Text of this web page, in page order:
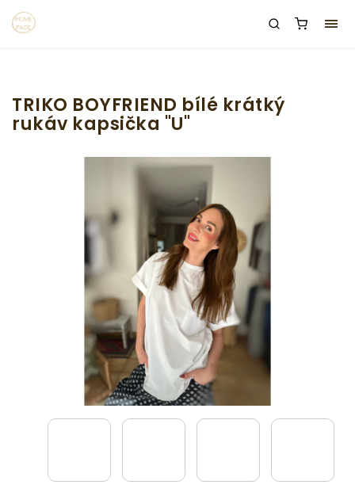
TRIKO BOYFRIEND bílé krátký
rukáv kapsička "U"